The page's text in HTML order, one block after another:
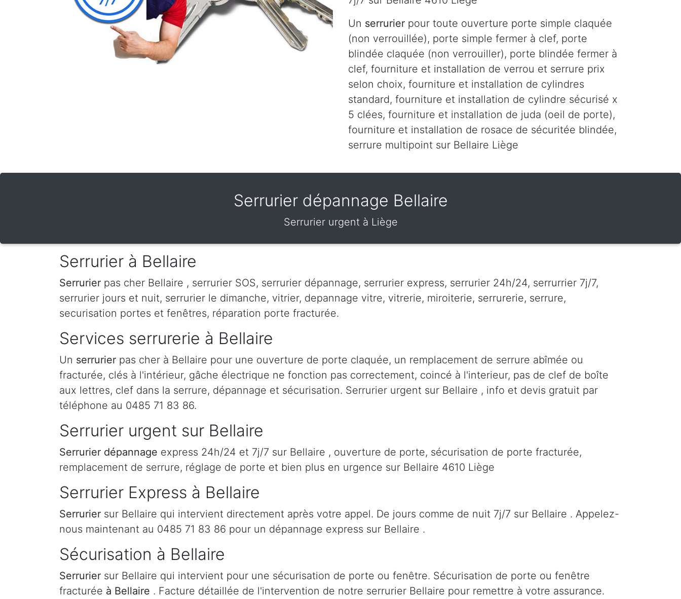
Un serrurier pour toute ouverture porte simple claquée
(non verrouillée), porte simple fermer à clef, porte
blindée claquée (non verrouiller), porte blindée fermer à
clef, fourniture et installation de verrou et serrure prix
selon choix, fourniture et installation de cylindres
standard, fourniture et installation de cylindre sécurisé x
5 clées, fourniture et installation de juda (oeil de porte),
fourniture et installation de rosace de sécuritée blindée,
serrure multipoint sur Bellaire Liège
Serrurier dépannage Bellaire
Serrurier urgent à Liège
Serrurier à Bellaire
Serrurier pas cher Bellaire , serrurier SOS, serrurier dépannage, serrurier express, serrurier 24h/24, serrurrier 7j/7,
serrurier jours et nuit, serrurier le dimanche, vitrier, depannage vitre, vitrerie, miroiterie, serrurerie, serrure,
securisation portes et fenêtres, réparation porte fracturée.
Services serrurerie à Bellaire
Un serrurier pas cher à Bellaire pour une ouverture de porte claquée, un remplacement de serrure abîmée ou
fracturée, clés à l'intérieur, gâche électrique ne fonction pas correctement, coincé à l'interieur, pas de clef de boîte
aux lettres, clef dans la serrure, dépannage et sécurisation. Serrurier urgent sur Bellaire , info et devis gratuit par
téléphone au 0485 71 83 86.
Serrurier urgent sur Bellaire
Serrurier dépannage express 24h/24 et 7j/7 sur Bellaire , ouverture de porte, sécurisation de porte fracturée,
remplacement de serrure, réglage de porte et bien plus en urgence sur Bellaire 4610 Liège
Serrurier Express à Bellaire
Serrurier sur Bellaire qui intervient directement après votre appel. De jours comme de nuit 7j/7 sur Bellaire . Appelez-
nous maintenant au 0485 71 83 86 pour un dépannage express sur Bellaire .
Sécurisation à Bellaire
Serrurier sur Bellaire qui intervient pour une sécurisation de porte ou fenêtre. Sécurisation de porte ou fenêtre
fracturée à Bellaire . Facture détaillée de l'intervention de notre serrurier Bellaire pour remettre à votre assurance.